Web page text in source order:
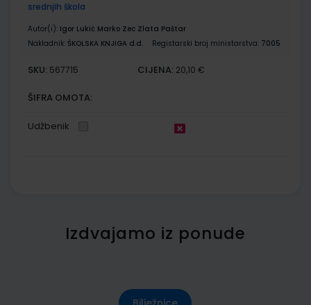
srednjih škola
Autor(i): Igor Lukić Marko Zec Zlata Paštar
Nakladnik: ŠKOLSKA KNJIGA d.d. Registarski broj ministarstva: 7005
SKU: 567715 CIJENA: 20,10 €
ŠIFRA OMOTA:
Udžbenik
Izdvajamo iz ponude